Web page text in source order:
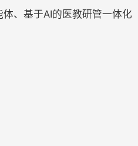
、基于AI的医教研管一体化